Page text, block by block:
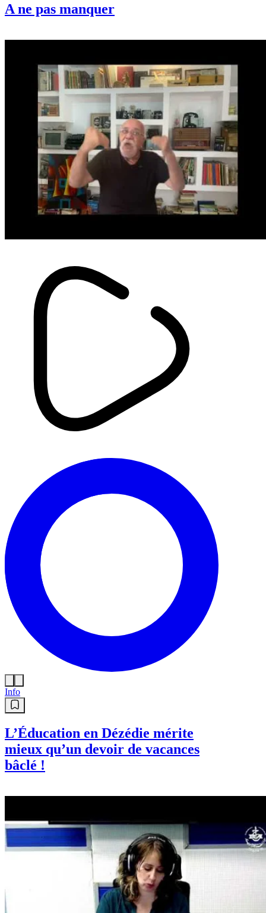
A ne pas manquer
Info
L’Éducation en Dézédie mérite
mieux qu’un devoir de vacances
bâclé !